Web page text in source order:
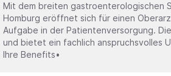
Mit dem breiten gastroenterologischen
Homburg eröffnet sich für einen Oberarzt Gastroenterologie (m/w/d) eine verantwortungsvolle
Aufgabe in der Patientenversorgung.
und bietet ein fachlich anspruchsvolles
Ihre Benefits•